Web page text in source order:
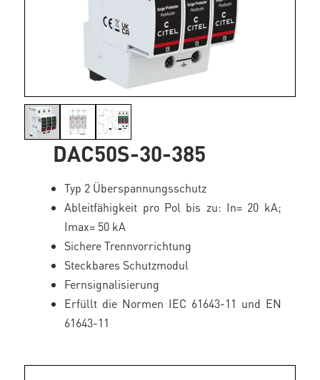
DAC50S-30-385
Typ 2 Überspannungsschutz
Ableitfähigkeit pro Pol bis zu: In= 20 kA;
Imax= 50 kA
Sichere Trennvorrichtung
Steckbares Schutzmodul
Fernsignalisierung
Erfüllt die Normen IEC 61643-11 und EN
61643-11